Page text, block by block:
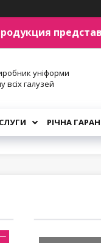
уніформи
всіх галузей
РІЧНА